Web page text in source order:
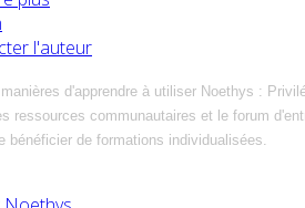
l'auteur
manières d'apprendre à utiliser Noethys :
ressources communautaires et le forum
bénéficier de formations individualisées.